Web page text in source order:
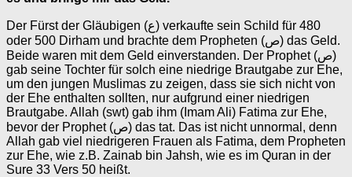
Der Fürst der Gläubigen (ع) verkaufte sein Schild für 480
oder 500 Dirham und brachte dem Propheten (ص) das Geld.
Beide waren mit dem Geld einverstanden. Der Prophet (ص)
gab seine Tochter für solch eine niedrige Brautgabe zur Ehe,
um den jungen Muslimas zu zeigen, dass sie sich nicht von
der Ehe enthalten sollten, nur aufgrund einer niedrigen
Brautgabe. Allah (swt) gab ihm (Imam Ali) Fatima zur Ehe,
bevor der Prophet (ص) das tat. Das ist nicht unnormal, denn
Allah gab viel niedrigeren Frauen als Fatima, dem Propheten
zur Ehe, wie z.B. Zainab bin Jahsh, wie es im Quran in der
Sure 33 Vers 50 heißt.